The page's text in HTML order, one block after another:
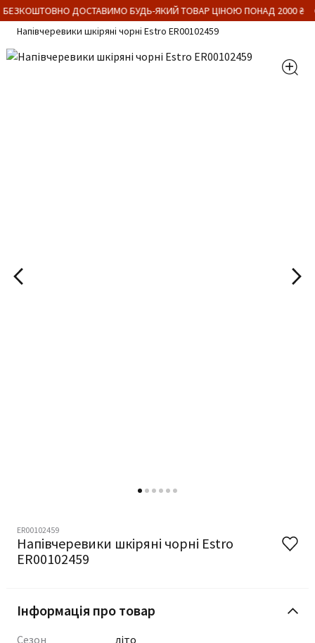
ДОСТАВИМО БУДЬ-ЯКИЙ ТОВАР ЦІНОЮ ПОНАД 2000 ₴
Напівчеревики шкіряні чорні Estro ER00102459
ER00102459
Напівчеревики шкіряні чорні Estro
ER00102459
Інформація про товар
Сезон
літо